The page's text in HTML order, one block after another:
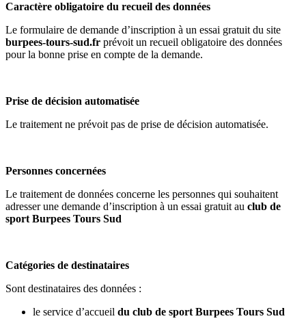
Caractère obligatoire du recueil des données
Le formulaire de demande d’inscription à un essai gratuit du site
burpees-tours-sud.fr prévoit un recueil obligatoire des données
pour la bonne prise en compte de la demande.
Prise de décision automatisée
Le traitement ne prévoit pas de prise de décision automatisée.
Personnes concernées
Le traitement de données concerne les personnes qui souhaitent
adresser une demande d’inscription à un essai gratuit au club de
sport Burpees Tours Sud
Catégories de destinataires
Sont destinataires des données :
le service d’accueil du club de sport Burpees Tours Sud